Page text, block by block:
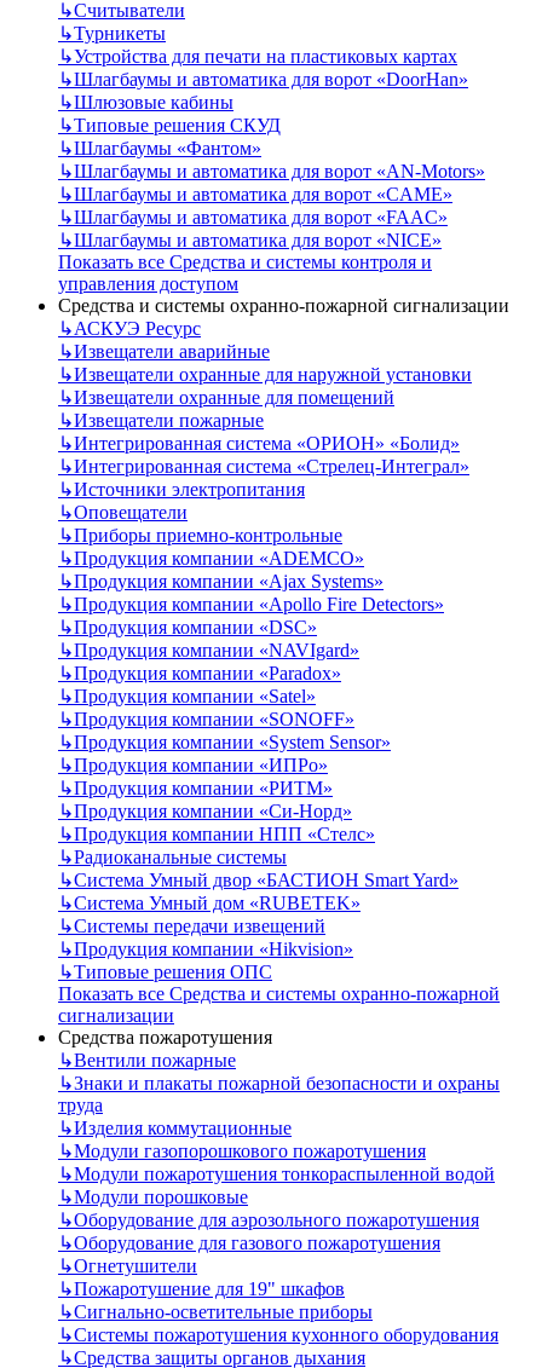
↳Считыватели
↳Турникеты
↳Устройства для печати на пластиковых картах
↳Шлагбаумы и автоматика для ворот «DoorHan»
↳Шлюзовые кабины
↳Типовые решения СКУД
↳Шлагбаумы «Фантом»
↳Шлагбаумы и автоматика для ворот «AN-Motors»
↳Шлагбаумы и автоматика для ворот «CAME»
↳Шлагбаумы и автоматика для ворот «FAAC»
↳Шлагбаумы и автоматика для ворот «NICE»
Показать все Средства и системы контроля и
управления доступом
Средства и системы охранно-пожарной сигнализации
↳АСКУЭ Ресурс
↳Извещатели аварийные
↳Извещатели охранные для наружной установки
↳Извещатели охранные для помещений
↳Извещатели пожарные
↳Интегрированная система «ОРИОН» «Болид»
↳Интегрированная система «Стрелец-Интеграл»
↳Источники электропитания
↳Оповещатели
↳Приборы приемно-контрольные
↳Продукция компании «ADEMCO»
↳Продукция компании «Ajax Systems»
↳Продукция компании «Apollo Fire Detectors»
↳Продукция компании «DSC»
↳Продукция компании «NAVIgard»
↳Продукция компании «Paradox»
↳Продукция компании «Satel»
↳Продукция компании «SONOFF»
↳Продукция компании «System Sensor»
↳Продукция компании «ИПРо»
↳Продукция компании «РИТМ»
↳Продукция компании «Си-Норд»
↳Продукция компании НПП «Стелс»
↳Радиоканальные системы
↳Система Умный двор «БАСТИОН Smart Yard»
↳Система Умный дом «RUBETEK»
↳Системы передачи извещений
↳Продукция компании «Hikvision»
↳Типовые решения ОПС
Показать все Средства и системы охранно-пожарной
сигнализации
Средства пожаротушения
↳Вентили пожарные
↳Знаки и плакаты пожарной безопасности и охраны
труда
↳Изделия коммутационные
↳Модули газопорошкового пожаротушения
↳Модули пожаротушения тонкораспыленной водой
↳Модули порошковые
↳Оборудование для аэрозольного пожаротушения
↳Оборудование для газового пожаротушения
↳Огнетушители
↳Пожаротушение для 19" шкафов
↳Сигнально-осветительные приборы
↳Системы пожаротушения кухонного оборудования
↳Средства защиты органов дыхания